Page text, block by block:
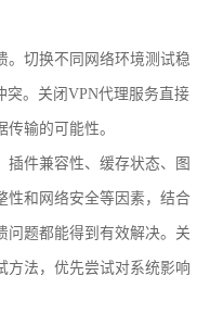
。切换不同网络环境测试稳
突。关闭VPN代理服务直接
输的可能性。
插件兼容性、缓存状态、图
性和网络安全等因素，结合
问题都能得到有效解决。关
方法，优先尝试对系统影响